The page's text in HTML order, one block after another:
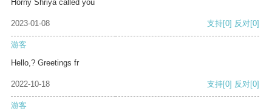
Horny Shriya called you
2023-01-08 支持[0] 反对[0]
游客
Hello,? Greetings fr
2022-10-18 支持[0] 反对[0]
游客